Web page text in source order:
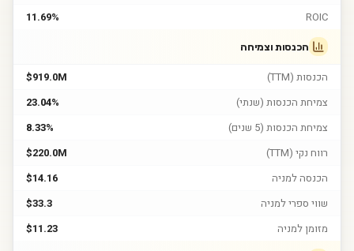
ROIC
11.69%
הכנסות וצמיחה
הכנסות (TTM)
$919.0M
צמיחת הכנסות (שנתי)
23.04%
צמיחת הכנסות (5 שנים)
8.33%
רווח נקי (TTM)
$220.0M
הכנסה למניה
$14.16
שווי ספרי למניה
$33.3
מזומן למניה
$11.23